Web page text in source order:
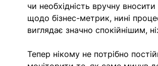
чи необхідність вручну вносити
щодо бізнес-метрик, нині
виглядає значно спокійнішим,
Тепер нікому не потрібно